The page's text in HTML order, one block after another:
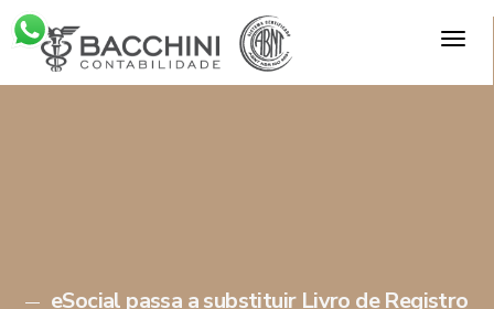
Skip
to
content
×
eSocial passa a substituir Livro de Registro